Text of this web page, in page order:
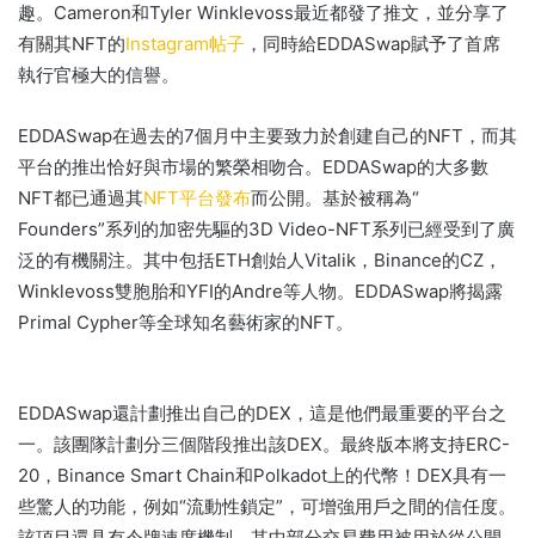
趣。 Cameron和Tyler Winklevoss最近都發了推文，並分享了
有關其NFT的Instagram帖子 ，同時給EDDASwap賦予了首席
執行官極大的信譽。
EDDASwap在過去的7個月中主要致力於創建自己的NFT，而其
平台的推出恰好與市場的繁榮相吻合。 EDDASwap的大多數
NFT都已通過其NFT平台發布而公開。 基於被稱為“
Founders”系列的加密先驅的3D Video-NFT系列已經受到了廣
泛的有機關注。 其中包括ETH創始人Vitalik，Binance的CZ，
Winklevoss雙胞胎和YFI的Andre等人物。 EDDASwap將揭露
Primal Cypher等全球知名藝術家的NFT。
EDDASwap還計劃推出自己的DEX，這是他們最重要的平台之
一。 該團隊計劃分三個階段推出該DEX。 最終版本將支持ERC-
20，Binance Smart Chain和Polkadot上的代幣！ DEX具有一
些驚人的功能，例如“流動性鎖定”，可增強用戶之間的信任度。